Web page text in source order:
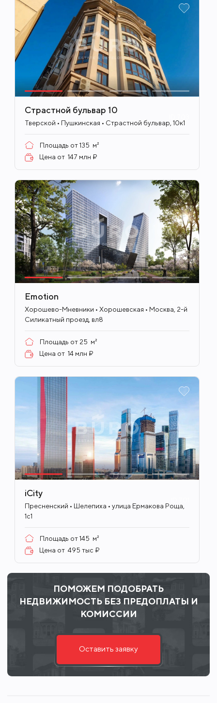
Страстной бульвар 10
Тверской • Пушкинская • Страстной бульвар, 10к1
Площадь от135 м²
Цена от 147 млн ₽
Emotion
Хорошево-Мневники • Хорошевская • Москва, 2-й
Силикатный проезд, вл8
Площадь от 25 м²
Цена от 14 млн ₽
iCity
Пресненский • Шелепиха • улица Ермакова Роща,
1с1
Площадь от145 м²
Цена от 495 тыс ₽
ПОМОЖЕМ ПОДОБРАТЬ
НЕДВИЖИМОСТЬ БЕЗ ПРЕДОПЛАТЫ И
КОМИССИИ
Оставить заявку